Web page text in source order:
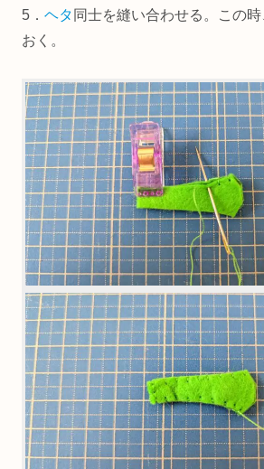
5． ヘタ 同士を縫い合わせる。この
おく。